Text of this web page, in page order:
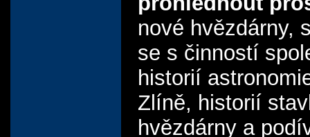
nové hvězdárny,
se s činností
historií
Zlíně, historií
hvězdárny a